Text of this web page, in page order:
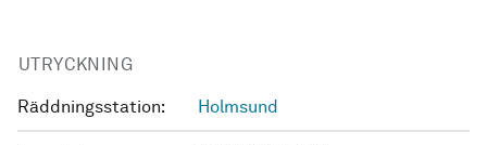
UTRYCKNING
Räddningsstation: Holmsund